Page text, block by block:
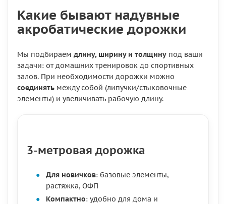
Какие бывают надувные
акробатические дорожки
Мы подбираем длину, ширину и толщину под ваши
задачи: от домашних тренировок до спортивных
залов. При необходимости дорожки можно
соединять между собой (липучки/стыковочные
элементы) и увеличивать рабочую длину.
3-метровая дорожка
Для новичков: базовые элементы,
растяжка, ОФП
Компактно: удобно для дома и